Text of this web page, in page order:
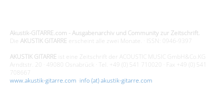
Akustik-GITARRE.com - Ausgabenarchiv und Community zur Zeitschrift.
Die AKUSTIK GITARRE erscheint alle zwei Monate. · ISSN: 0946-9397
AKUSTIK GITARRE ist eine Zeitschrift der ACOUSTIC MUSIC GmbH&Co.KG
Arndtstr. 20 · 49080 Osnabrück · Tel. +49 (0) 541 710020 · Fax +49 (0) 541
708667
www.akustik-gitarre.com ·info (at) akustik-gitarre.com